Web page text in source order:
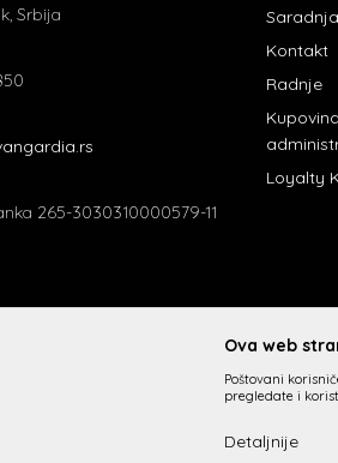
Srbija
265-3030310000579-11
Saradnja
Kontakt
Radnje
Loyalty
Ova web
Poštovani
pregledate i
Detaljnije